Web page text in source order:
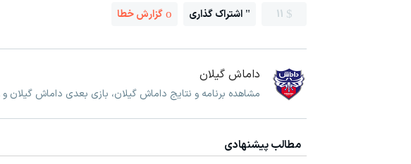
11 اشتراک گذاری گزارش خطا
داماش گیلان
مشاهده برنامه و نتایج داماش گیلان، بازی بعدی داماش گیلان
مطالب پیشنهادی